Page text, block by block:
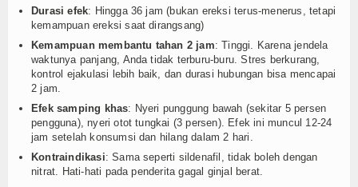
Durasi efek: Hingga 36 jam (bukan ereksi terus-menerus, tetapi
kemampuan ereksi saat dirangsang)
Kemampuan membantu tahan 2 jam: Tinggi. Karena jendela
waktunya panjang, Anda tidak terburu-buru. Stres berkurang,
kontrol ejakulasi lebih baik, dan durasi hubungan bisa mencapai
2 jam.
Efek samping khas: Nyeri punggung bawah (sekitar 5 persen
pengguna), nyeri otot tungkai (3 persen). Efek ini muncul 12-24
jam setelah konsumsi dan hilang dalam 2 hari.
Kontraindikasi: Sama seperti sildenafil, tidak boleh dengan
nitrat. Hati-hati pada penderita gagal ginjal berat.